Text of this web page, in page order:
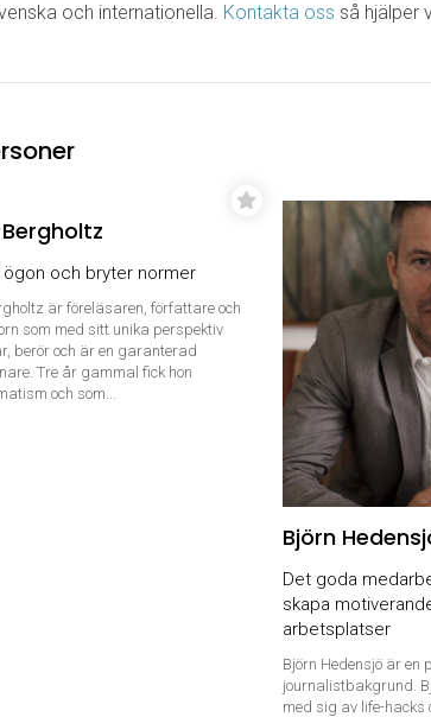
och internationella. Kontakta oss så hjälper
ögon och bryter normer
är föreläsaren, författare och
som med sitt unika perspektiv
berör och är en garanterad
Tre år gammal fick hon
och som...
Björn
Det goda
skapa
arbetsplatser
Björn Hedensjö är en
journalistbakgrund.
med sig av life-